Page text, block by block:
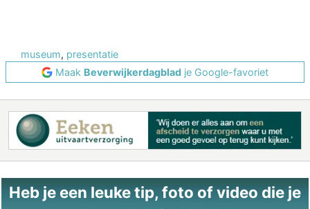
museum, presentatie
Maak Beverwijkerdagblad je Google-favoriet
Heb je een leuke tip, foto of video die je